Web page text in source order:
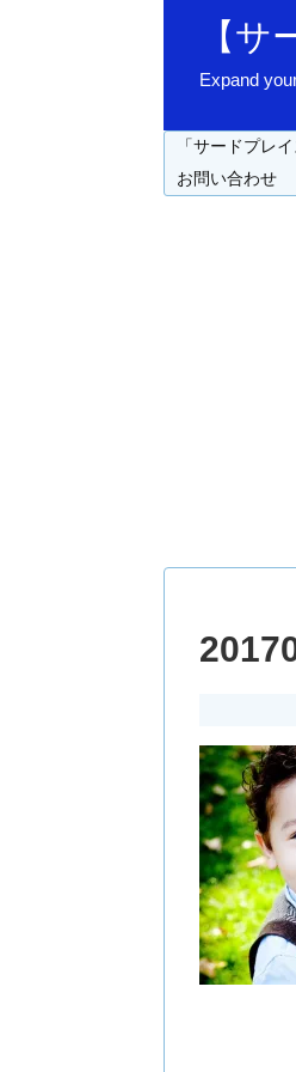
【
Expand
「サードプレ
お問い合わせ